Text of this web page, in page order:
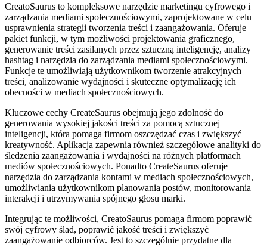
CreatoSaurus to kompleksowe narzędzie marketingu cyfrowego i
zarządzania mediami społecznościowymi, zaprojektowane w celu
usprawnienia strategii tworzenia treści i zaangażowania. Oferuje
pakiet funkcji, w tym możliwości projektowania graficznego,
generowanie treści zasilanych przez sztuczną inteligencję, analizy
hashtag i narzędzia do zarządzania mediami społecznościowymi.
Funkcje te umożliwiają użytkownikom tworzenie atrakcyjnych
treści, analizowanie wydajności i skuteczne optymalizację ich
obecności w mediach społecznościowych.
Kluczowe cechy CreateSaurus obejmują jego zdolność do
generowania wysokiej jakości treści za pomocą sztucznej
inteligencji, która pomaga firmom oszczędzać czas i zwiększyć
kreatywność. Aplikacja zapewnia również szczegółowe analityki do
śledzenia zaangażowania i wydajności na różnych platformach
mediów społecznościowych. Ponadto CreateSaurus oferuje
narzędzia do zarządzania kontami w mediach społecznościowych,
umożliwiania użytkownikom planowania postów, monitorowania
interakcji i utrzymywania spójnego głosu marki.
Integrując te możliwości, CreatoSaurus pomaga firmom poprawić
swój cyfrowy ślad, poprawić jakość treści i zwiększyć
zaangażowanie odbiorców. Jest to szczególnie przydatne dla